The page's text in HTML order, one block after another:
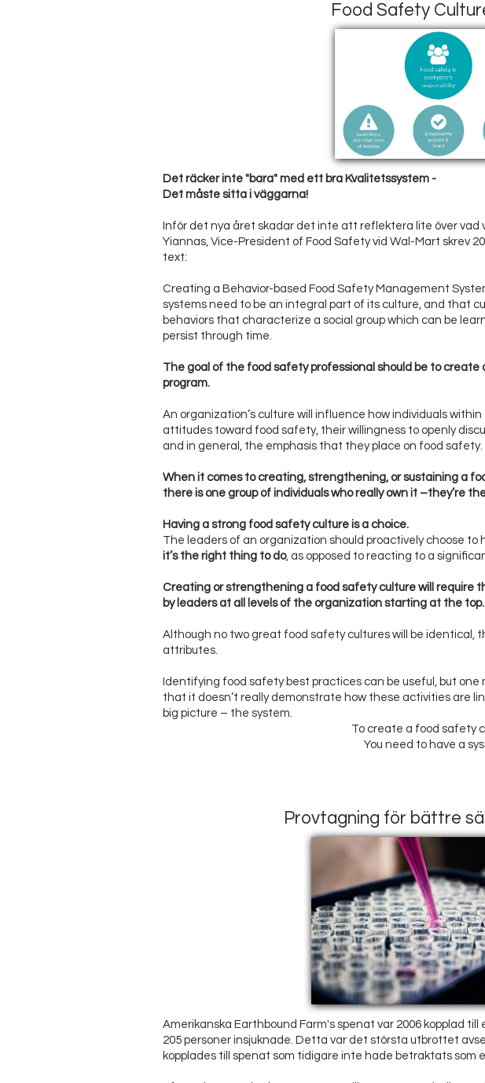
Food Safety
Det räcker inte "bara" med ett bra Kvalitetssystem -
Det måste sitta i väggarna!
Inför det nya året skadar det inte att reflektera lite över vad
Yiannas, Vice-President of Food Safety vid Wal-Mart skrev
text:
Creating a Behavior-based Food Safety Management
systems need to be an integral part of its culture, and that
behaviors that characterize a social group which can be
persist through time.
The goal of the food safety professional should be to
program.
An organization’s culture will influence how individuals
attitudes toward food safety, their willingness to openly
and in general, the emphasis that they place on food safety.
When it comes to creating, strengthening, or sustaining a
there is one group of individuals who really own it –they’re
Having a strong food safety culture is a choice.
The leaders of an organization should proactively choose to
it’s the right thing to do, as opposed to reacting to a
Creating or strengthening a food safety culture will require
by leaders at all levels of the organization starting at the top.
Although no two great food safety cultures will be identical,
attributes.
Identifying food safety best practices can be useful, but one
that it doesn’t really demonstrate how these activities are
big picture – the system.
To create a food safety
You need to have a
Provtagning för bättre
Amerikanska Earthbound Farm's spenat var 2006 kopplad
205 personer insjuknade. Detta var det största utbrottet
kopplades till spenat som tidigare inte hade betraktats som